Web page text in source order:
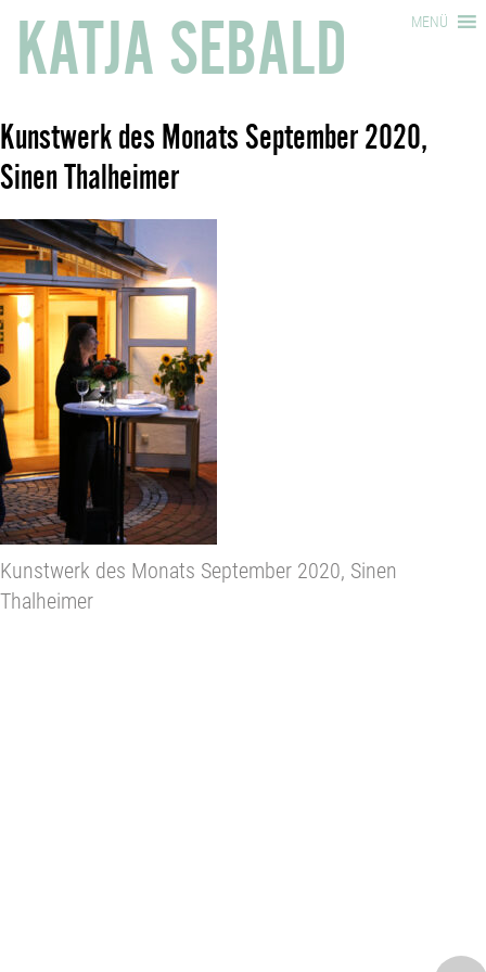
KATJA SEBALD MENÜ
Kunstwerk des Monats September 2020,
Sinen Thalheimer
Kunstwerk des Monats September 2020, Sinen
Thalheimer